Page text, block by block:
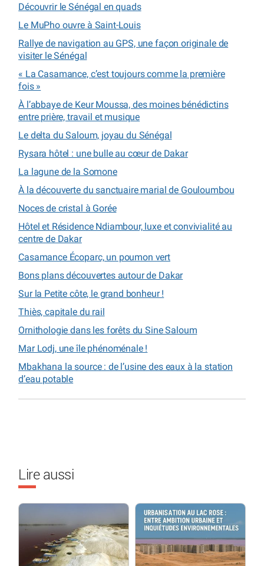
Découvrir le Sénégal en quads
Le MuPho ouvre à Saint-Louis
Rallye de navigation au GPS, une façon originale de
visiter le Sénégal
« La Casamance, c’est toujours comme la première
fois »
À l’abbaye de Keur Moussa, des moines bénédictins
entre prière, travail et musique
Le delta du Saloum, joyau du Sénégal
Rysara hôtel : une bulle au cœur de Dakar
La lagune de la Somone
À la découverte du sanctuaire marial de Gouloumbou
Noces de cristal à Gorée
Hôtel et Résidence Ndiambour, luxe et convivialité au
centre de Dakar
Casamance Écoparc, un poumon vert
Bons plans découvertes autour de Dakar
Sur la Petite côte, le grand bonheur !
Thiès, capitale du rail
Ornithologie dans les forêts du Sine Saloum
Mar Lodj, une île phénoménale !
Mbakhana la source : de l’usine des eaux à la station
d’eau potable
Lire aussi